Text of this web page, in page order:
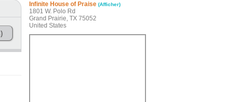
Infinite House of Praise (Afficher)
1801 W. Polo Rd
Grand Prairie, TX 75052
United States